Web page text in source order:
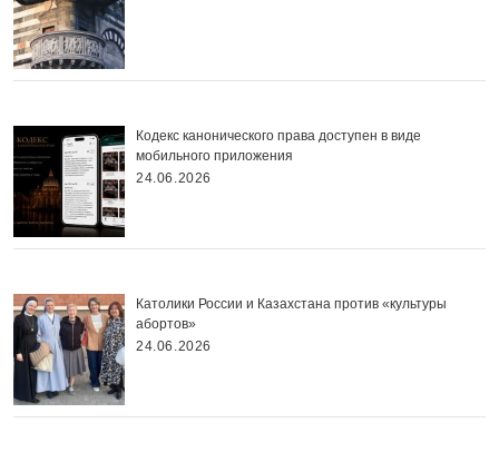
Кодекс канонического права доступен в виде
мобильного приложения
24.06.2026
Католики России и Казахстана против «культуры
абортов»
24.06.2026